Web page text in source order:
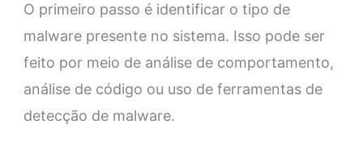
O primeiro passo é identificar o tipo de
malware presente no sistema. Isso pode ser
feito por meio de análise de comportamento,
análise de código ou uso de ferramentas de
detecção de malware.